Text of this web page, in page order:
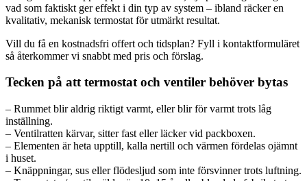
vad som faktiskt ger effekt i din typ av system – ibland räcker en
kvalitativ, mekanisk termostat för utmärkt resultat.
Vill du få en kostnadsfri offert och tidsplan? Fyll i kontaktformuläret
så återkommer vi snabbt med pris och förslag.
Tecken på att termostat och ventiler behöver bytas
– Rummet blir aldrig riktigt varmt, eller blir för varmt trots låg
inställning.
– Ventilratten kärvar, sitter fast eller läcker vid packboxen.
– Elementen är heta upptill, kalla nertill och värmen fördelas ojämnt
i huset.
– Knäppningar, sus eller flödesljud som inte försvinner trots luftning.